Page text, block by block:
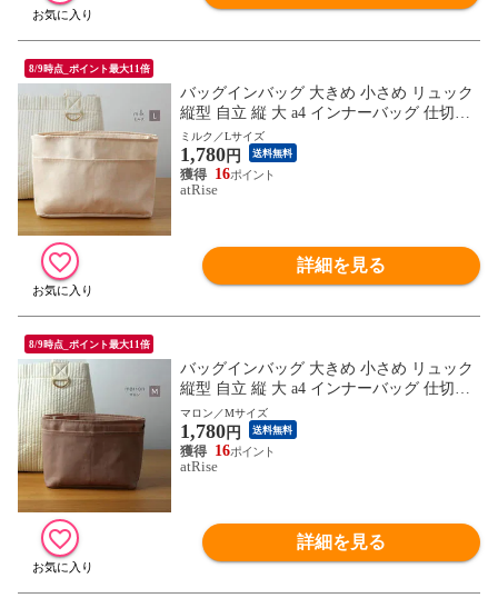
8/9時点_ポイント最大11倍
バッグインバッグ 大きめ 小さめ リュック
縦型 自立 縦 大 a4 インナーバッグ 仕切り
トート バックインバック 軽量 軽い バッグ
トートバッグ ポリエステル おしゃれ ポー
チ プレゼント ギフト
ミルク／Lサイズ
1,780円 送料無料
16
atRise
詳細を見る
8/9時点_ポイント最大11倍
バッグインバッグ 大きめ 小さめ リュック
縦型 自立 縦 大 a4 インナーバッグ 仕切り
トート バックインバック 軽量 軽い バッグ
トートバッグ ポリエステル おしゃれ ポー
チ プレゼント ギフト
マロン／Mサイズ
1,780円 送料無料
16
atRise
詳細を見る